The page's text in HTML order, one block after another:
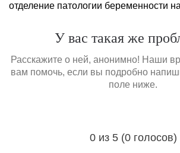
отделение патологии беременности
У вас такая же
Расскажите о ней, анонимно! Наши
вам помочь, если вы подробно
поле ниже.
Загрузка...
0 из 5 (0 голосов)